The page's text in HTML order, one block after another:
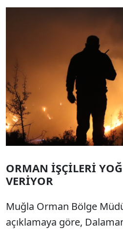
ORMAN İŞÇİLERİ
VERİYOR
Muğla Orman Bölge
açıklamaya göre,